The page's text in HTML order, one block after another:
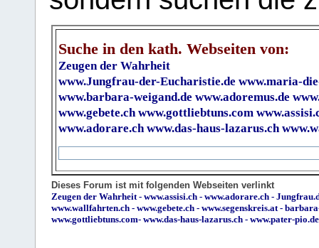
Suche in den kath. Webseiten von:
Zeugen der Wahrheit
www.Jungfrau-der-Eucharistie.de www.maria-
www.barbara-weigand.de www.adoremus.de
www.gebete.ch www.gottliebtuns.com
www.adorare.ch www.das-haus-lazarus.ch
Dieses Forum ist mit folgenden Webseiten verlinkt
Zeugen der Wahrheit- www.assisi.ch - www.adorare.ch -
www.wallfahrten.ch - www.gebete.ch - www.segenskreis.at-
www.gottliebtuns.com- www.das-haus-lazarus.ch - www.pater-pio.de